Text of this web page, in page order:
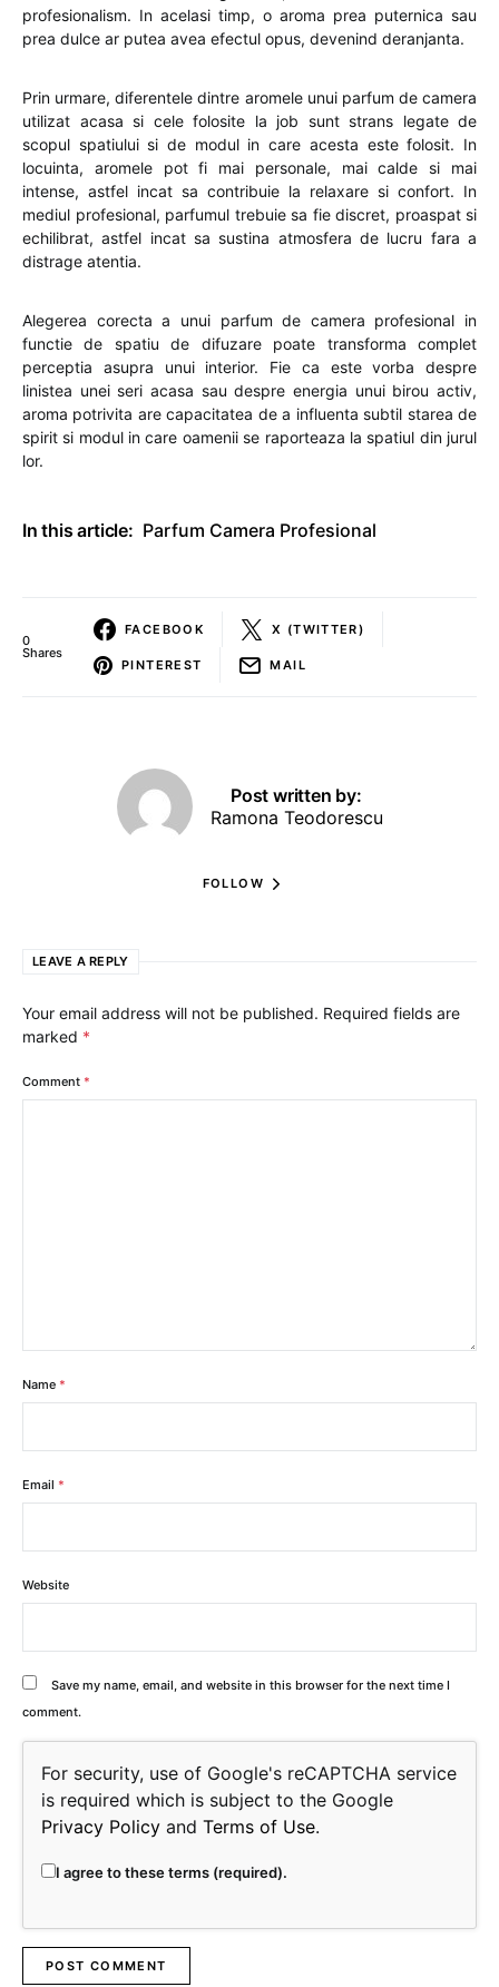
profesionalism. In acelasi timp, o aroma prea puternica sau
prea dulce ar putea avea efectul opus, devenind deranjanta.
Prin urmare, diferentele dintre aromele unui parfum de camera
utilizat acasa si cele folosite la job sunt strans legate de
scopul spatiului si de modul in care acesta este folosit. In
locuinta, aromele pot fi mai personale, mai calde si mai
intense, astfel incat sa contribuie la relaxare si confort. In
mediul profesional, parfumul trebuie sa fie discret, proaspat si
echilibrat, astfel incat sa sustina atmosfera de lucru fara a
distrage atentia.
Alegerea corecta a unui parfum de camera profesional in
functie de spatiu de difuzare poate transforma complet
perceptia asupra unui interior. Fie ca este vorba despre
linistea unei seri acasa sau despre energia unui birou activ,
aroma potrivita are capacitatea de a influenta subtil starea de
spirit si modul in care oamenii se raporteaza la spatiul din jurul
lor.
In this article: Parfum Camera Profesional
0
Shares
FACEBOOK X (TWITTER)
PINTEREST MAIL
Post written by:
Ramona Teodorescu
FOLLOW
LEAVE A REPLY
Your email address will not be published. Required fields are
marked *
Comment *
Name *
Email *
Website
Save my name, email, and website in this browser for the next time I
comment.
For security, use of Google's reCAPTCHA service
is required which is subject to the Google
Privacy Policy and Terms of Use.
I agree to these terms (required).